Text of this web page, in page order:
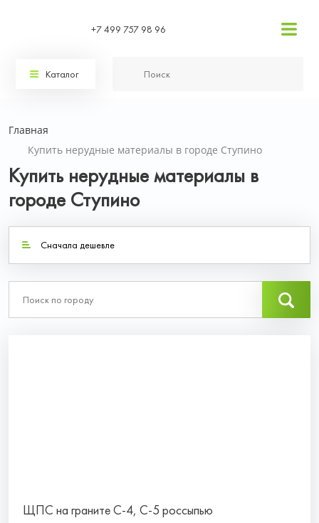
Каталог
+7 499 757 98 96
Главная
Купить нерудные материалы в городе Ступино
Купить нерудные материалы в
городе Ступино
Сначала дешевле
ЩПС на граните С-4, С-5 россыпью